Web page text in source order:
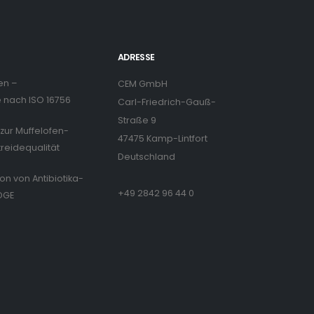
–
ISO 16756
Muffelofen-
von Antibiotika-
ADRESSE
CEM GmbH
Carl-Friedrich-Gauß-
Straße 9
47475 Kamp-Lintfort
Deutschland
+49 2842 96 44 0